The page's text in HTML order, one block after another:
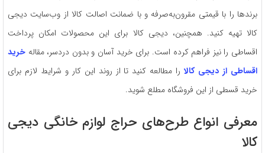
برندها را با قیمتی مقرون‌به‌صرفه و با ضمانت اصالت کالا از وب‌سایت دیجی
کالا تهیه کنید. همچنین، دیجی کالا برای این محصولات امکان پرداخت
اقساطی را نیز فراهم کرده است. برای خرید آسان و بدون دردسر، مقاله خرید
اقساطی از دیجی کالارا مطالعه کنید تا از روند این کار و شرایط لازم برای
خرید قسطی از این فروشگاه مطلع شوید.
معرفی انواع طرح‌های حراج لوازم خانگی دیجی
کالا